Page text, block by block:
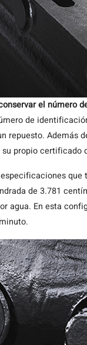
el número
de
repuesto. Además
propio certificado
de 3.781
agua. En esta